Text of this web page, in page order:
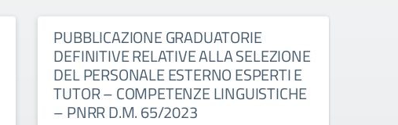
PUBBLICAZIONE GRADUATORIE
DEFINITIVE RELATIVE ALLA SELEZIONE
DEL PERSONALE ESTERNO ESPERTI E
TUTOR – COMPETENZE LINGUISTICHE
– PNRR D.M. 65/2023